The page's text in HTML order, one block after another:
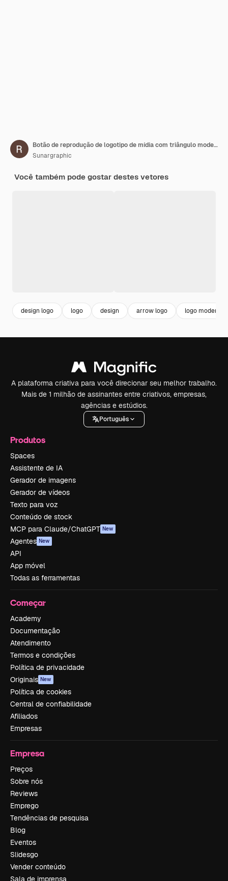
Botão de reprodução de logotipo de mídia com triângulo moderno o logotipo pode ser usado para tecnologia de impressão multimídia e outros negócios
Sunargraphic
Você também pode gostar destes vetores
design logo logo design arrow logo logo moderno
A plataforma criativa para você direcionar seu melhor trabalho.
Mais de 1 milhão de assinantes entre criativos, empresas,
agências e estúdios.
Português
Produtos
Spaces
Assistente de IA
Gerador de imagens
Gerador de vídeos
Texto para voz
Conteúdo de stock
MCP para Claude/ChatGPT New
Agentes New
API
App móvel
Todas as ferramentas
Começar
Academy
Documentação
Atendimento
Termos e condições
Política de privacidade
Originais New
Política de cookies
Central de confiabilidade
Afiliados
Empresas
Empresa
Preços
Sobre nós
Reviews
Emprego
Tendências de pesquisa
Blog
Eventos
Slidesgo
Vender conteúdo
Sala de imprensa